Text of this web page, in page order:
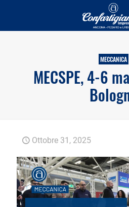
MECCANICA
MECSPE, 4-6
Ottobre 31, 2025